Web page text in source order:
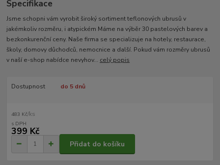
Specifikace
Jsme schopni vám vyrobit široký sortiment teflonových ubrusů v
jakémkoliv rozměru, i atypickém Máme na výběr 30 pastelových barev a
bezkonkurenční ceny. Naše firma se specializuje na hotely, restaurace,
školy, domovy důchodců, nemocnice a další. Pokud vám rozměry ubrusů
v naší e-shop nabídce nevyhov... celý popis
Dostupnost do 5 dnů
483 Kč/ks
399 Kč
Přidat do košíku